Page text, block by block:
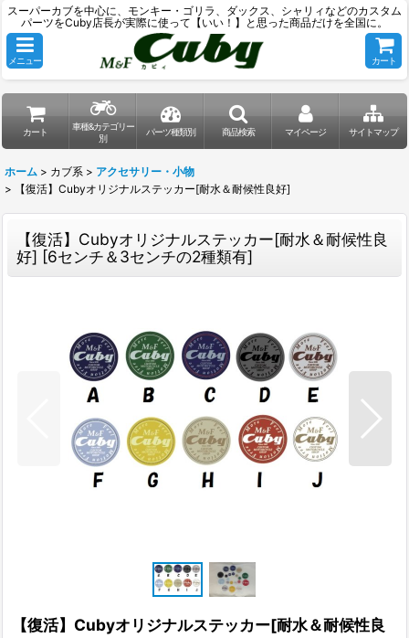
スーパーカブを中心に、モンキー・ゴリラ、ダックス、シャリィなどのカスタム
パーツをCuby店長が実際に使って【いい！】と思った商品だけを全国に。
メニュー カート
カート
車種&カテゴリー
別
パーツ種類別 商品検索 マイページ サイトマップ
ホーム > カブ系 > アクセサリー・小物
>
【復活】Cubyオリジナルステッカー[耐水＆耐候性良好]
【復活】Cubyオリジナルステッカー[耐水＆耐候性良
好] [6センチ＆3センチの2種類有]
【復活】Cubyオリジナルステッカー[耐水＆耐候性良